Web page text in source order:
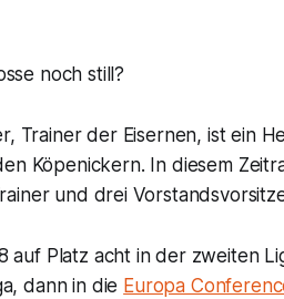
noch still?
Trainer der Eisernen, ist ein
Köpenickern. In diesem
und drei
auf Platz acht in der zweiten
dann in die Europa